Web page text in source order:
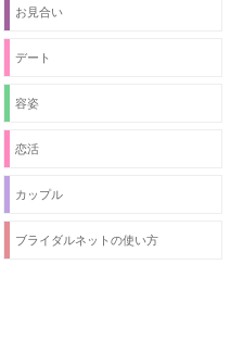
お見合い
デート
容姿
恋活
カップル
ブライダルネットの使い方